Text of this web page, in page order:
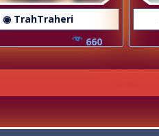
◉ TrahTraheri
660